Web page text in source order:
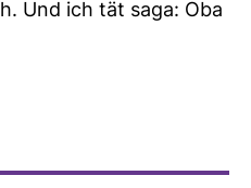
Und ich tät saga: Oba